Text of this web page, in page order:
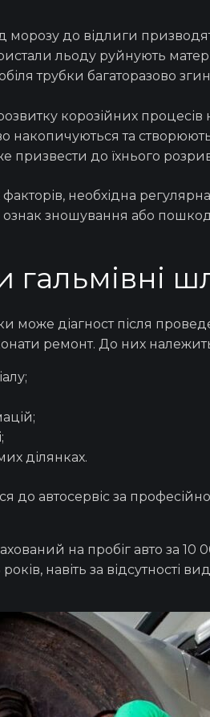
морозу до відлиги
льоду руйнують
трубки багаторазово
корозійних процесів
та створюють
призвести до їхнього
необхідна регулярна
ознак зношування або
гальмівні
може діагност після
ремонт. До них
ділянках.
до автосервіс за
на пробіг авто за 10
навіть за